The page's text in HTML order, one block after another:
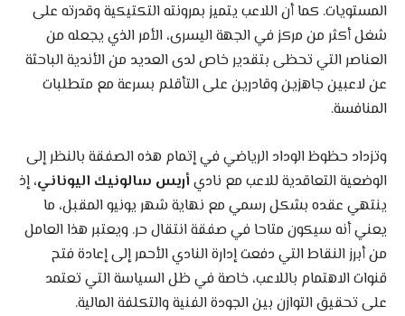
المستويات. كما أن اللاعب يتميز بمرونته التكتيكية وقدرته على
شغل أكثر من مركز في الجهة اليسرى، الأمر الذي يجعله من
العناصر التي تحظى بتقدير خاص لدى العديد من الأندية الباحثة
عن لاعبين جاهزين وقادرين على التأقلم بسرعة مع متطلبات
المنافسة.
وتزداد حظوظ الوداد الرياضي في إتمام هذه الصفقة بالنظر إلى
الوضعية التعاقدية للاعب مع ناديأريس سالونيك اليوناني،إذ
ينتهي عقده بشكل رسمي مع نهاية شهر يونيو المقبل، ما
يعني أنه سيكون متاحا في صفقة انتقال حر. ويعتبر هذا العامل
من أبرز النقاط التي دفعت إدارة النادي الأحمر إلى إعادة فتح
قنوات الاهتمام باللاعب، خاصة في ظل السياسة التي تعتمد
على تحقيق التوازن بين الجودة الفنية والتكلفة المالية.